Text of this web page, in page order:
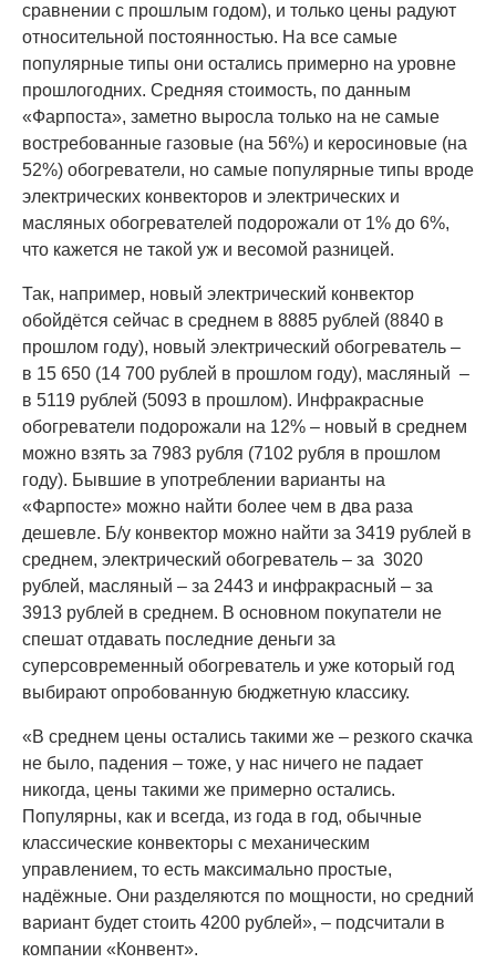
сравнении с прошлым годом), и только цены радуют
относительной постоянностью. На все самые
популярные типы они остались примерно на уровне
прошлогодних. Средняя стоимость, по данным
«Фарпоста», заметно выросла только на не самые
востребованные газовые (на 56%) и керосиновые (на
52%) обогреватели, но самые популярные типы вроде
электрических конвекторов и электрических и
масляных обогревателей подорожали от 1% до 6%,
что кажется не такой уж и весомой разницей.
Так, например, новый электрический конвектор
обойдётся сейчас в среднем в 8885 рублей (8840 в
прошлом году), новый электрический обогреватель –
в 15 650 (14 700 рублей в прошлом году), масляный –
в 5119 рублей (5093 в прошлом). Инфракрасные
обогреватели подорожали на 12% – новый в среднем
можно взять за 7983 рубля (7102 рубля в прошлом
году). Бывшие в употреблении варианты на
«Фарпосте» можно найти более чем в два раза
дешевле. Б/у конвектор можно найти за 3419 рублей в
среднем, электрический обогреватель – за 3020
рублей, масляный – за 2443 и инфракрасный – за
3913 рублей в среднем. В основном покупатели не
спешат отдавать последние деньги за
суперсовременный обогреватель и уже который год
выбирают опробованную бюджетную классику.
«В среднем цены остались такими же – резкого скачка
не было, падения – тоже, у нас ничего не падает
никогда, цены такими же примерно остались.
Популярны, как и всегда, из года в год, обычные
классические конвекторы с механическим
управлением, то есть максимально простые,
надёжные. Они разделяются по мощности, но средний
вариант будет стоить 4200 рублей», – подсчитали в
компании «Конвент».